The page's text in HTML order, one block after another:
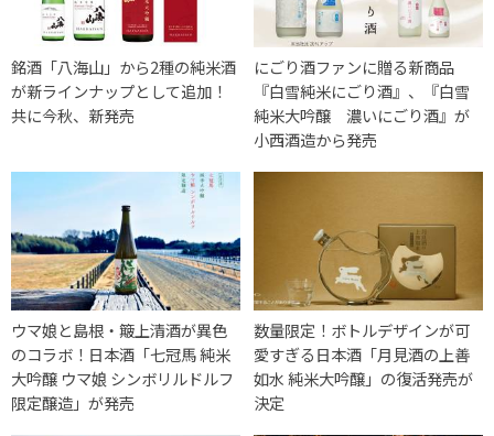
銘酒「八海山」から2種の純米酒
が新ラインナップとして追加！
共に今秋、新発売
にごり酒ファンに贈る新商品
『白雪純米にごり酒』、『白雪
純米大吟醸 濃いにごり酒』が
小西酒造から発売
ウマ娘と島根・簸上清酒が異色
のコラボ！日本酒「七冠馬 純米
大吟醸 ウマ娘 シンボリルドルフ
限定醸造」が発売
数量限定！ボトルデザインが可
愛すぎる日本酒「月見酒の上善
如水 純米大吟醸」の復活発売が
決定